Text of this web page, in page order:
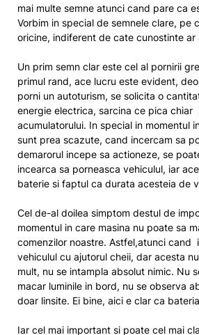
mai multe semne atunci cand pare ca
Vorbim in special de semnele clare, pe
oricine, indiferent de cate cunostinte ar
Un prim semn clar este cel al pornirii
primul rand, ace lucru este evident,
porni un autoturism, se solicita o
energie electrica, sarcina ce pica chiar
acumulatorului. In special in momentul
sunt prea scazute, cand incercam sa
demarorul incepe sa actioneze, se
incearca sa porneasca vehiculul, iar
baterie si faptul ca durata acesteia de
Cel de-al doilea simptom destul de
momentul in care masina nu poate sa
comenzilor noastre. Astfel,atunci cand
vehiculul cu ajutorul cheii, dar acesta
mult, nu se intampla absolut nimic. Nu
macar luminile in bord, nu se observa
doar linsite. Ei bine, aici e clar ca
Iar cel mai important si poate cel mai